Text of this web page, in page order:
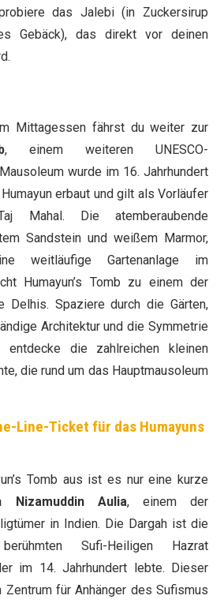
das Jalebi (in Zuckersirup
Gebäck), das direkt vor deinen
Mittagessen fährst du weiter zur
, einem weiteren UNESCO-
wurde im 16. Jahrhundert
erbaut und gilt als Vorläufer
Mahal. Die atemberaubende
Sandstein und weißem Marmor,
weitläufige Gartenanlage im
Humayun’s Tomb zu einem der
Delhis. Spaziere durch die Gärten,
Architektur und die Symmetrie
entdecke die zahlreichen kleinen
die rund um das Hauptmausoleum
Line-Ticket für das Humayuns
Tomb aus ist es nur eine kurze
Nizamuddin Aulia, einem der
in Indien. Die Dargah ist die
Sufi-Heiligen Hazrat
im 14. Jahrhundert lebte. Dieser
für Anhänger des Sufismus